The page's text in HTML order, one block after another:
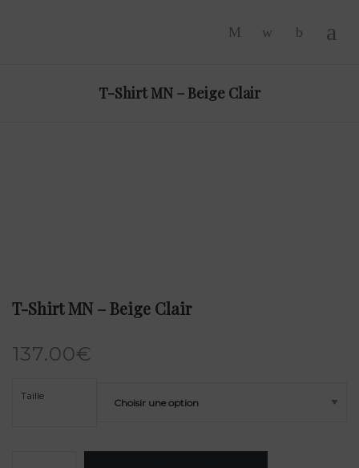
T-Shirt MN – Beige Clair
T-Shirt MN – Beige Clair
137.00€
Taille